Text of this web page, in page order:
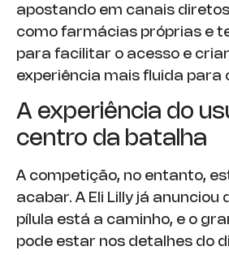
apostando em canais
como farmácias próprias e
para facilitar o acesso e
experiência mais fluida para
A experiência do
centro da batalha
A competição, no entanto,
acabar. A Eli Lilly já anunciou
pílula está a caminho, e o
pode estar nos detalhes do